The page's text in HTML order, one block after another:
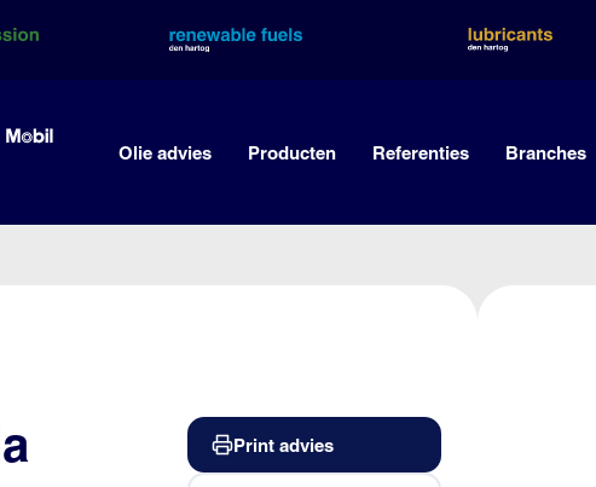
Olie advies Producten Referenties Branches
Print advies